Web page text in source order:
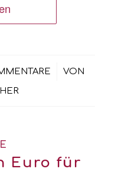
/ VON
Euro für